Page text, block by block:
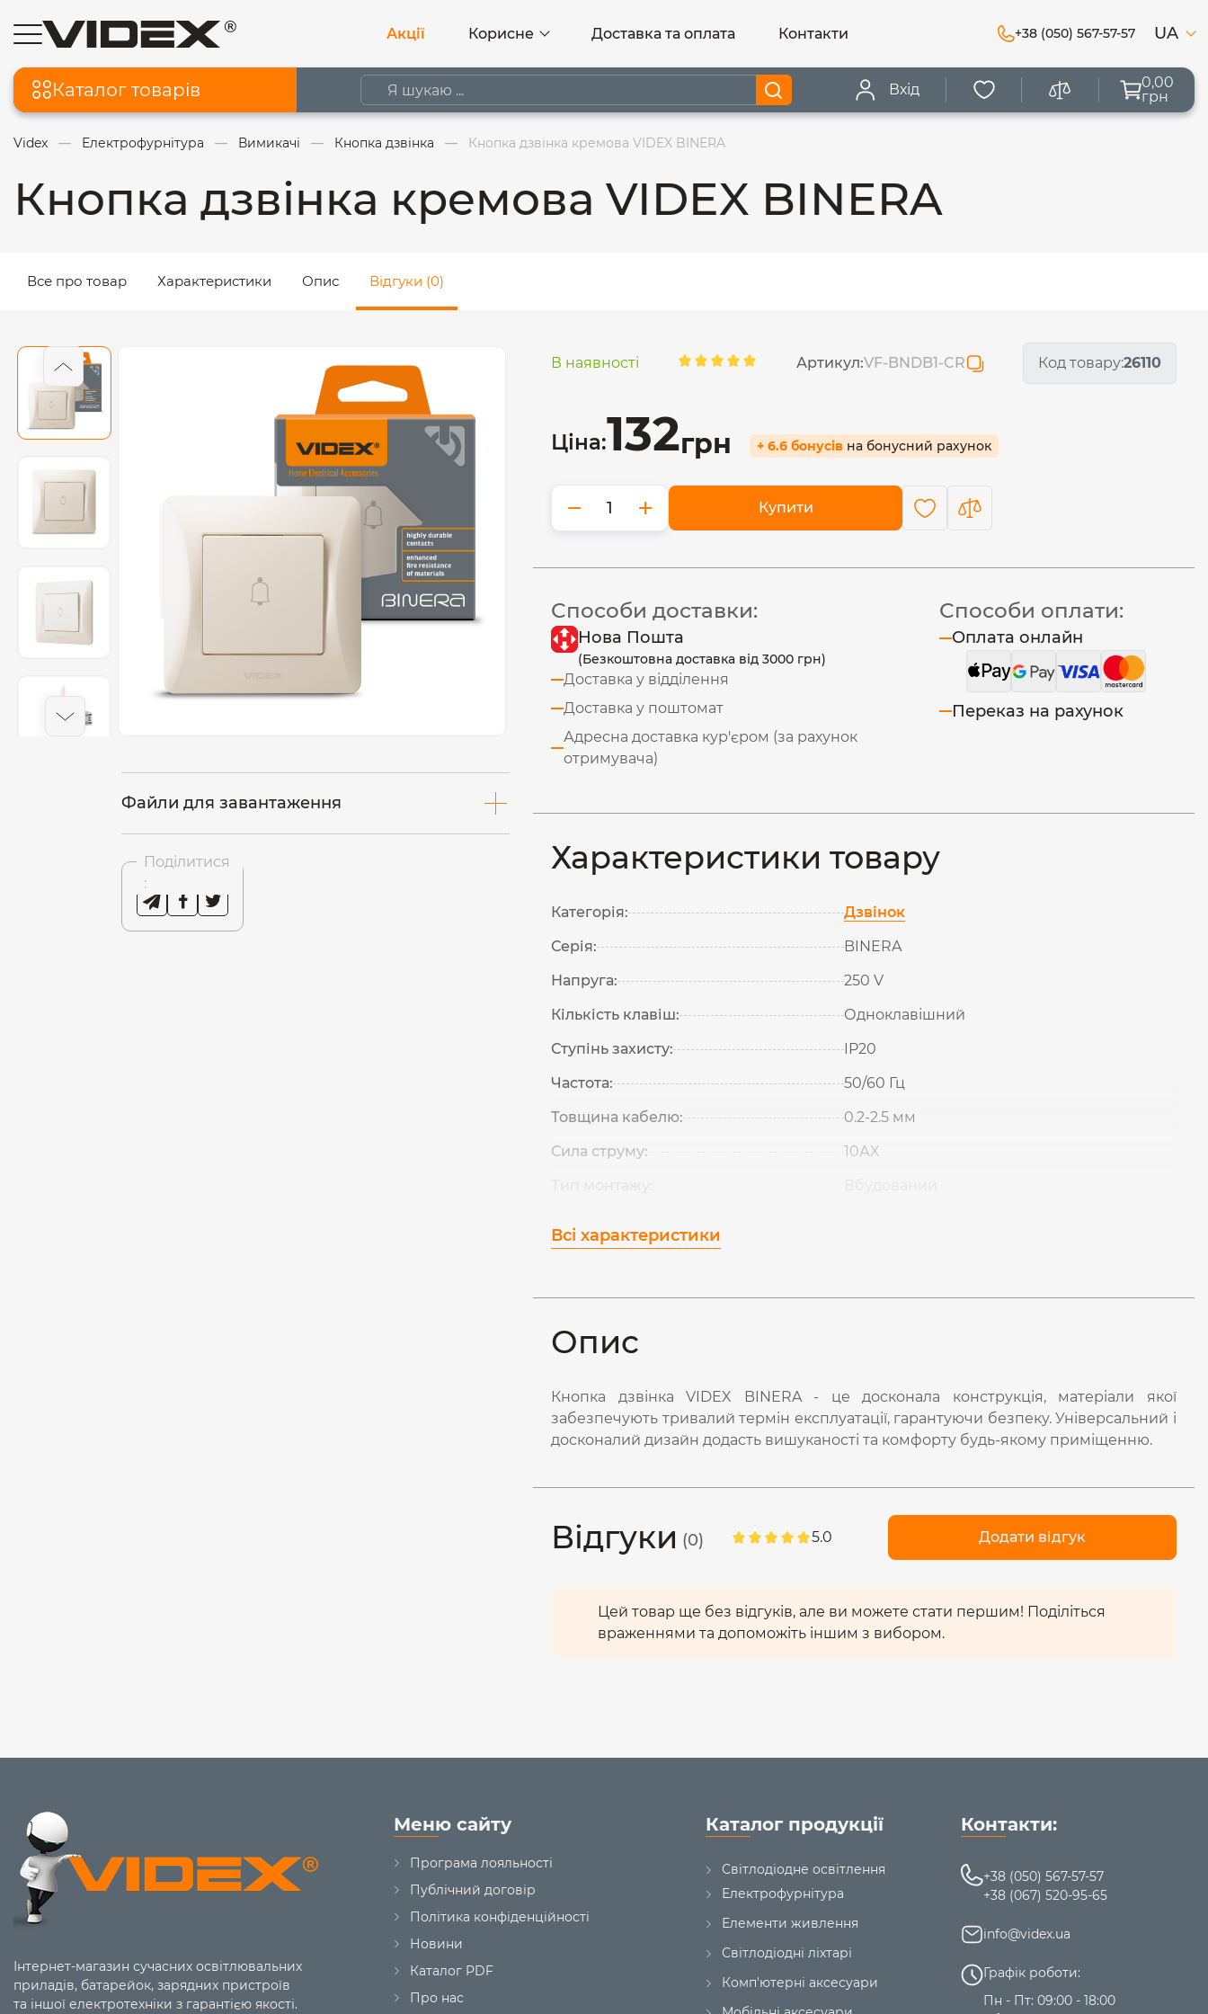
Акції Корисне Доставка та оплата Контакти +38 (050) 567-57-57 UA
Каталог товарів Вхід
0,00
грн
Videx Електрофурнітура Вимикачі Кнопка дзвінка Кнопка дзвінка кремова VIDEX BINERA
Кнопка дзвінка кремова VIDEX BINERA
Все про товар Характеристики Опис Відгуки (0)
Файли для завантаження
Поділитися
:
В наявності Артикул:VF-BNDB1-CR Код товару:26110
Ціна:132грн + 6.6 бонусів на бонусний рахунок
− + Купити
Способи доставки:
Нова Пошта
(Безкоштовна доставка від 3000 грн)
Доставка у відділення
Доставка у поштомат
Адресна доставка кур'єром (за рахунок
отримувача)
Способи оплати:
Оплата онлайн
Переказ на рахунок
Характеристики товару
Категорія:
Дзвінок
Серія:
BINERA
Напруга:
250 V
Кількість клавіш:
Одноклавішний
Ступінь захисту:
IP20
Частота:
50/60 Гц
Товщина кабелю:
0.2-2.5 мм
Сила струму:
10АX
Всі характеристики
Опис
Кнопка дзвінка VIDEX BINERA - це досконала конструкція, матеріали якої
забезпечують тривалий термін експлуатації, гарантуючи безпеку. Універсальний і
досконалий дизайн додасть вишуканості та комфорту будь-якому приміщенню.
Відгуки (0) 5.0 Додати відгук
Цей товар ще без відгуків, але ви можете стати першим! Поділіться
враженнями та допоможіть іншим з вибором.
Інтернет-магазин сучасних освітлювальних
приладів, батарейок, зарядних пристроїв
та іншої електротехніки з гарантією якості.
Меню сайту
Програма лояльності
Публічний договір
Політика конфіденційності
Новини
Каталог PDF
Про нас
Каталог продукції
Світлодіодне освітлення
Електрофурнітура
Елементи живлення
Світлодіодні ліхтарі
Комп'ютерні аксесуари
Контакти:
+38 (050) 567-57-57
+38 (067) 520-95-65
info@videx.ua
Графік роботи:
Пн - Пт: 09:00 - 18:00